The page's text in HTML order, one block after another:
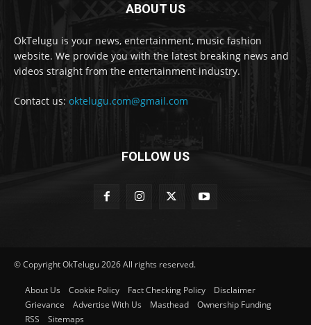
ABOUT US
OkTelugu is your news, entertainment, music fashion
website. We provide you with the latest breaking news and
videos straight from the entertainment industry.
Contact us: oktelugu.com@gmail.com
FOLLOW US
© Copyright OkTelugu 2026 All rights reserved.
About Us Cookie Policy Fact Checking Policy
Disclaimer
Grievance
Advertise With Us Masthead
Ownership Funding
RSS
Sitemaps